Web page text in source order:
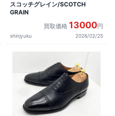
スコッチグレイン/SCOTCH
GRAIN
買取価格 13000円
shinjyuku 2026/02/25